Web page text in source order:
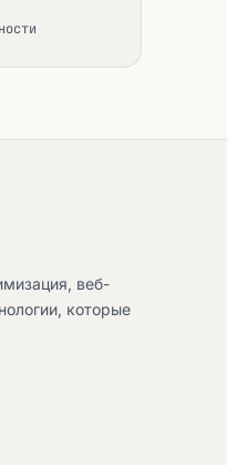
веб-
которые